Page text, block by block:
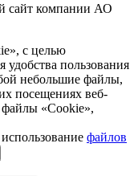
сайт компании АО
с целью
пользования
небольшие файлы,
посещениях веб-
файлы «Сookie»,
файлов